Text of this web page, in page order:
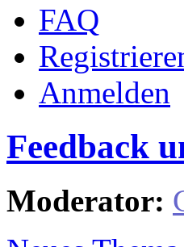
FAQ
Anmelden
Feedback
Moderator: